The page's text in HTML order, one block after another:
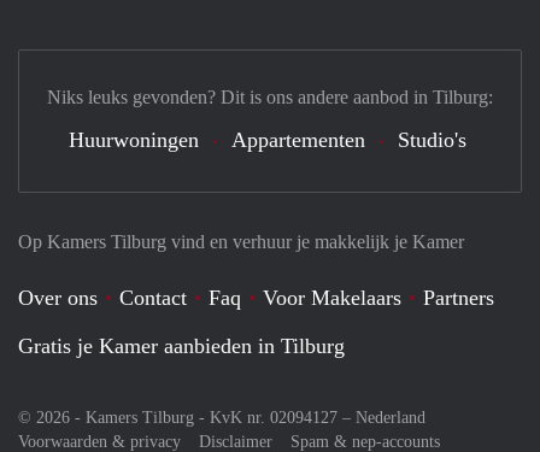
Op Kamers Tilburg vind en verhuur je makkelijk je Kamer
Over ons Contact Faq Voor Makelaars
Partners
Gratis je Kamer aanbieden in Tilburg
© 2026 - Kamers Tilburg - KvK nr. 02094127 – Nederland
Voorwaarden & privacy
Disclaimer
Spam & nep-accounts
Niks leuks gevonden? Dit is ons andere aanbod in Tilburg:
Huurwoningen Appartementen Studio's